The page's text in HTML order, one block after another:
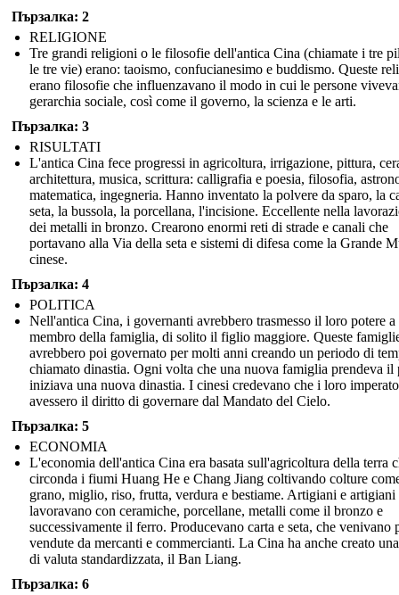
Пързалка: 2
RELIGIONE
Tre grandi religioni o le filosofie dell'antica Cina (chiamate i tre
le tre vie) erano: taoismo, confucianesimo e buddismo. Queste
erano filosofie che influenzavano il modo in cui le persone
gerarchia sociale, così come il governo, la scienza e le arti.
Пързалка: 3
RISULTATI
L'antica Cina fece progressi in agricoltura, irrigazione, pittura,
architettura, musica, scrittura: calligrafia e poesia, filosofia,
matematica, ingegneria. Hanno inventato la polvere da sparo, la
seta, la bussola, la porcellana, l'incisione. Eccellente nella
dei metalli in bronzo. Crearono enormi reti di strade e canali che
portavano alla Via della seta e sistemi di difesa come la Grande
cinese.
Пързалка: 4
POLITICA
Nell'antica Cina, i governanti avrebbero trasmesso il loro potere a
membro della famiglia, di solito il figlio maggiore. Queste
avrebbero poi governato per molti anni creando un periodo di
chiamato dinastia. Ogni volta che una nuova famiglia prendeva il
iniziava una nuova dinastia. I cinesi credevano che i loro
avessero il diritto di governare dal Mandato del Cielo.
Пързалка: 5
ECONOMIA
L'economia dell'antica Cina era basata sull'agricoltura della terra
circonda i fiumi Huang He e Chang Jiang coltivando colture
grano, miglio, riso, frutta, verdura e bestiame. Artigiani e artigiani
lavoravano con ceramiche, porcellane, metalli come il bronzo e
successivamente il ferro. Producevano carta e seta, che venivano
vendute da mercanti e commercianti. La Cina ha anche creato
di valuta standardizzata, il Ban Liang.
Пързалка: 6